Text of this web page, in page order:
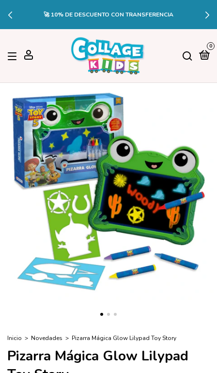
🚀 10% DE DESCUENTO CON TRANSFERENCIA
0
Inicio > Novedades > Pizarra Mágica Glow Lilypad Toy Story
Pizarra Mágica Glow Lilypad